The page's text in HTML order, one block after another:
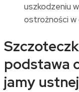
uszkodzeniu
ostrożności w
podstawa
jamy ustnej